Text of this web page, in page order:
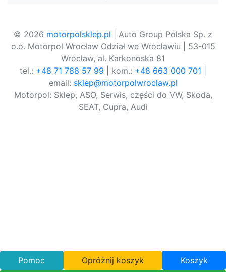
© 2026 motorpolsklep.pl | Auto Group Polska Sp. z
o.o. Motorpol Wrocław Odział we Wrocławiu | 53-015
Wrocław, al. Karkonoska 81
tel.: +48 71 788 57 99 | kom.: +48 663 000 701
email: sklep@motorpolwroclaw.pl
Motorpol: Sklep, ASO, Serwis, części do VW, Skoda,
SEAT, Cupra, Audi
Pomoc Opróżnij koszyk Koszyk